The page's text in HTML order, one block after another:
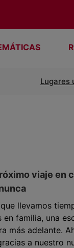
Lugares
viaje en
llevamos
en familia, una
más adelante.
a nuestro